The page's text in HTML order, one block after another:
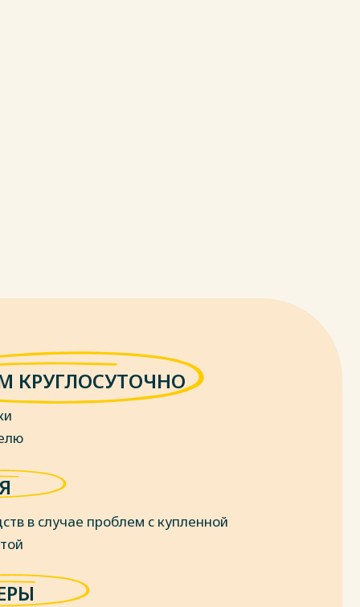
КРУГЛОСУТОЧНО
в случае проблем с купленной